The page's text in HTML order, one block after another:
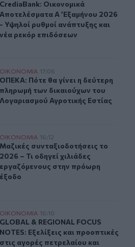
CrediaBank: Οικονομικά
CrediaBank: Οικονομικά
Αποτελέσματα A ’Εξαμήνου 2026
- Υψηλοί ρυθμοί ανάπτυξης και
νέα ρεκόρ επιδόσεων
η δεύτερη πληρωμή των
ΟΙΚΟΝΟΜΙΑ 17:06
ΟΠΕΚΑ: Πότε θα γίνει η δεύτερη
ΟΠΕΚΑ: Πότε θα γίνει η δεύτερη
πληρωμή των δικαιούχων του
Λογαριασμού Αγροτικής Εστίας
το 2026 – Τι οδηγεί
ΟΙΚΟΝΟΜΙΑ 16:12
Μαζικές συνταξιοδοτήσεις το
Μαζικές συνταξιοδοτήσεις το
2026 – Τι οδηγεί χιλιάδες
εργαζόμενους στην πρόωρη
έξοδο
FOCUS NOTES: Εξελίξεις και
ΟΙΚΟΝΟΜΙΑ 16:10
GLOBAL & REGIONAL FOCUS
GLOBAL & REGIONAL FOCUS
NOTES: Εξελίξεις και προοπτικές
στις αγορές πετρελαίου και